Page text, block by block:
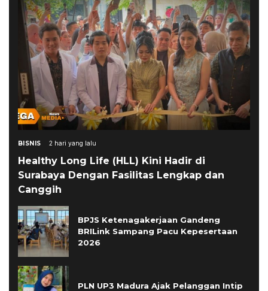
BISNIS 2 hari yang lalu
Healthy Long Life (HLL) Kini Hadir di
Surabaya Dengan Fasilitas Lengkap dan
Canggih
BPJS Ketenagakerjaan Gandeng
BRILink Sampang Pacu Kepesertaan
2026
PLN UP3 Madura Ajak Pelanggan Intip